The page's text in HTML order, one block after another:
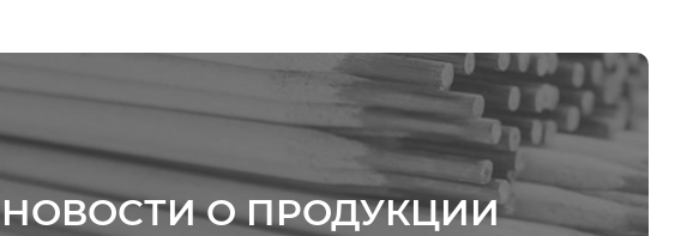
НОВОСТИ О ПРОДУКЦИИ